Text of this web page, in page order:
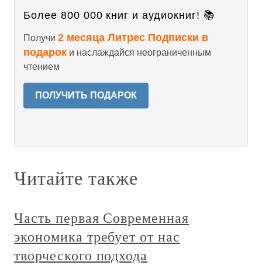
Более 800 000 книг и аудиокниг! 📚
Получи 2 месяца Литрес Подписки в
подарок и наслаждайся неограниченным
чтением
ПОЛУЧИТЬ ПОДАРОК
Читайте также
Часть первая Современная
экономика требует от нас
творческого подхода